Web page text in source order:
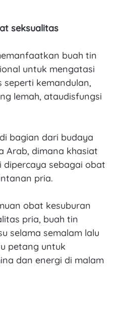
seksualitas
buah tin
untuk mengatasi
seperti kemandulan,
lemah, ataudisfungsi
bagian dari budaya
Arab, dimana khasiat
dipercaya sebagai obat
pria.
obat kesuburan
pria, buah tin
selama semalam lalu
petang untuk
dan energi di malam